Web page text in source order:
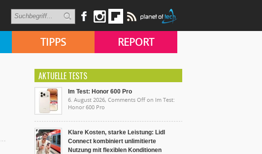
TIPPS REPORT
AKTUELLE TESTS
Im Test: Honor 600 Pro
6. August 2026, Comments Off on Im Test:
Honor 600 Pro
Klare Kosten, starke Leistung: Lidl
Connect kombiniert unlimitierte
Nutzung mit flexiblen Konditionen